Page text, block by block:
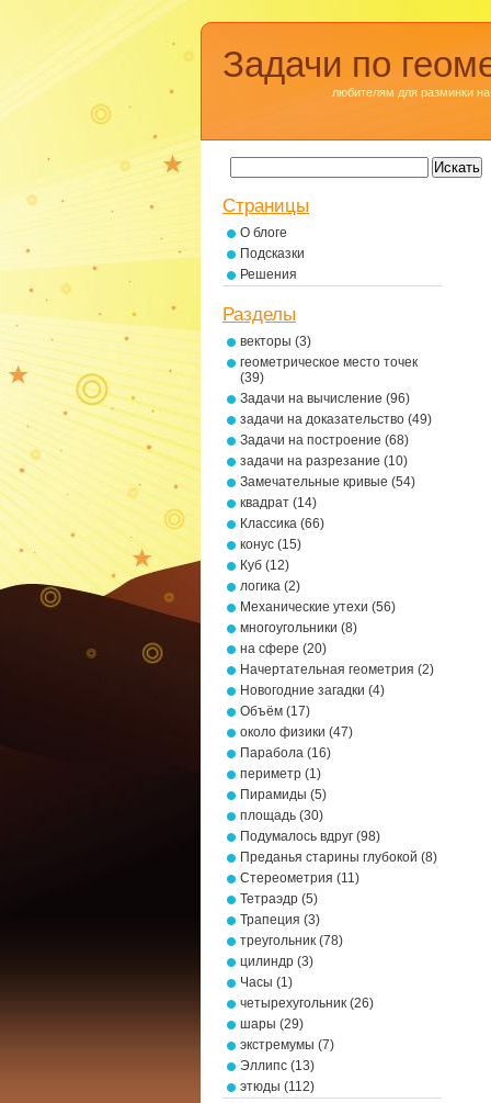
Задачи по
любителям для разминки на
Страницы
О блоге
Подсказки
Решения
Разделы
векторы (3)
геометрическое место точек
(39)
Задачи на вычисление (96)
задачи на доказательство (49)
Задачи на построение (68)
задачи на разрезание (10)
Замечательные кривые (54)
квадрат (14)
Классика (66)
конус (15)
Куб (12)
логика (2)
Механические утехи (56)
многоугольники (8)
на сфере (20)
Начертательная геометрия (2)
Новогодние загадки (4)
Объём (17)
около физики (47)
Парабола (16)
периметр (1)
Пирамиды (5)
площадь (30)
Подумалось вдруг (98)
Преданья старины глубокой (8)
Стереометрия (11)
Тетраэдр (5)
Трапеция (3)
треугольник (78)
цилиндр (3)
Часы (1)
четырехугольник (26)
шары (29)
экстремумы (7)
Эллипс (13)
этюды (112)